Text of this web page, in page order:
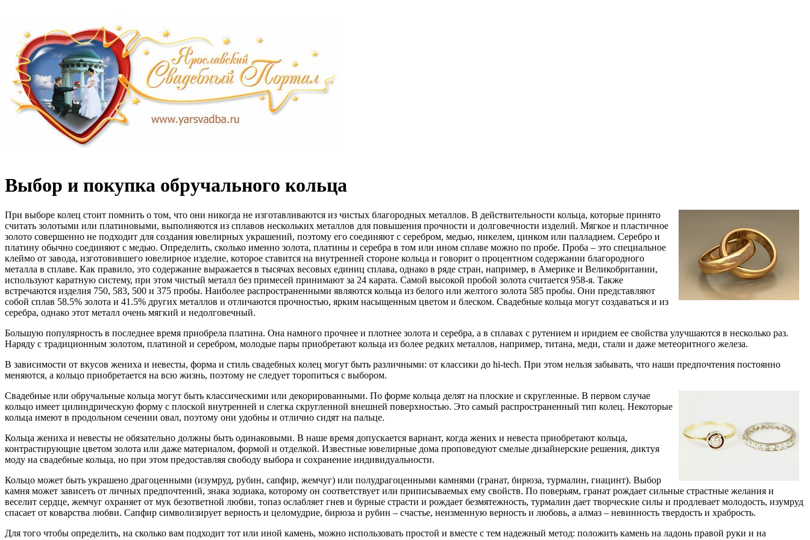
Выбор и покупка обручального кольца
При выборе колец стоит помнить о том, что они никогда не изготавливаются из чистых благородных металлов. В действительности кольца, которые принято
считать золотыми или платиновыми, выполняются из сплавов нескольких металлов для повышения прочности и долговечности изделий. Мягкое и пластичное
золото совершенно не подходит для создания ювелирных украшений, поэтому его соединяют с серебром, медью, никелем, цинком или палладием. Серебро и
платину обычно соединяют с медью. Определить, сколько именно золота, платины и серебра в том или ином сплаве можно по пробе. Проба – это специальное
клеймо от завода, изготовившего ювелирное изделие, которое ставится на внутренней стороне кольца и говорит о процентном содержании благородного
металла в сплаве. Как правило, это содержание выражается в тысячах весовых единиц сплава, однако в ряде стран, например, в Америке и Великобритании,
используют каратную систему, при этом чистый металл без примесей принимают за 24 карата. Самой высокой пробой золота считается 958-я. Также
встречаются изделия 750, 583, 500 и 375 пробы. Наиболее распространенными являются кольца из белого или желтого золота 585 пробы. Они представляют
собой сплав 58.5% золота и 41.5% других металлов и отличаются прочностью, ярким насыщенным цветом и блеском. Свадебные кольца могут создаваться и из
серебра, однако этот металл очень мягкий и недолговечный.
Большую популярность в последнее время приобрела платина. Она намного прочнее и плотнее золота и серебра, а в сплавах с рутением и иридием ее свойства улучшаются в несколько раз.
Наряду с традиционным золотом, платиной и серебром, молодые пары приобретают кольца из более редких металлов, например, титана, меди, стали и даже метеоритного железа.
В зависимости от вкусов жениха и невесты, форма и стиль свадебных колец могут быть различными: от классики до hi-tech. При этом нельзя забывать, что наши предпочтения постоянно
меняются, а кольцо приобретается на всю жизнь, поэтому не следует торопиться с выбором.
Свадебные или обручальные кольца могут быть классическими или декорированными. По форме кольца делят на плоские и скругленные. В первом случае
кольцо имеет цилиндрическую форму с плоской внутренней и слегка скругленной внешней поверхностью. Это самый распространенный тип колец. Некоторые
кольца имеют в продольном сечении овал, поэтому они удобны и отлично сидят на пальце.
Кольца жениха и невесты не обязательно должны быть одинаковыми. В наше время допускается вариант, когда жених и невеста приобретают кольца,
контрастирующие цветом золота или даже материалом, формой и отделкой. Известные ювелирные дома проповедуют смелые дизайнерские решения, диктуя
моду на свадебные кольца, но при этом предоставляя свободу выбора и сохранение индивидуальности.
Кольцо может быть украшено драгоценными (изумруд, рубин, сапфир, жемчуг) или полудрагоценными камнями (гранат, бирюза, турмалин, гиацинт). Выбор
камня может зависеть от личных предпочтений, знака зодиака, которому он соответствует или приписываемых ему свойств. По поверьям, гранат рождает сильные страстные желания и
веселит сердце, жемчуг охраняет от мук безответной любви, топаз ослабляет гнев и бурные страсти и рождает безмятежность, турмалин дает творческие силы и продлевает молодость, изумруд
спасает от коварства любви. Сапфир символизирует верность и целомудрие, бирюза и рубин – счастье, неизменную верность и любовь, а алмаз – невинность твердость и храбрость.
Для того чтобы определить, на сколько вам подходит тот или иной камень, можно использовать простой и вместе с тем надежный метод: положить камень на ладонь правой руки и на